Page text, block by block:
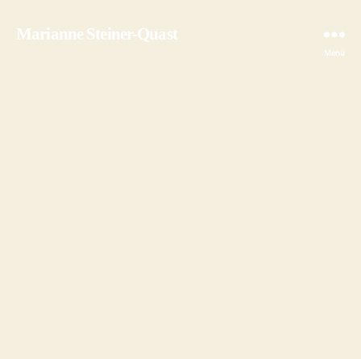
Marianne Steiner-Quast
Menü